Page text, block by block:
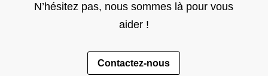
N’hésitez pas, nous sommes là pour vous
aider !
Contactez-nous